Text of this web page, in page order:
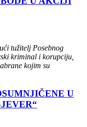
tužitelj Posebnog
kriminal i korupciju,
kojim su
U